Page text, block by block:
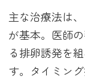
主な治療法は
が基本。医師
る排卵誘発を
す。タイミン